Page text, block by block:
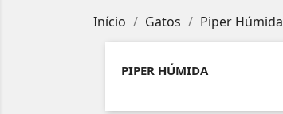
Início Gatos Piper Húmida
PIPER HÚMIDA